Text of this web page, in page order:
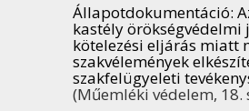
Állapotdokumentáció:
kastély
kötelezési eljárás miatt
szakvélemények
szakfelügyeleti
(Műemléki védelem, 18.